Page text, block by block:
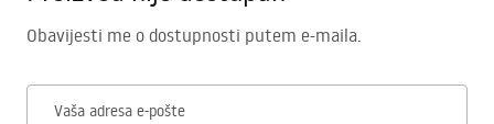
Obavijesti me o dostupnosti putem e-maila.
Vaša adresa e-pošte